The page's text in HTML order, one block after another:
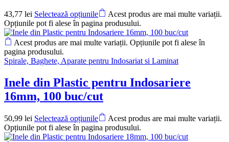
43,77 lei Selectează opțiunile
Acest produs are mai multe variații.
Opțiunile pot fi alese în pagina produsului.
Acest produs are mai multe variații. Opțiunile pot fi alese în
pagina produsului.
Spirale, Baghete, Aparate pentru Indosariat si Laminat
Inele din Plastic pentru Indosariere
16mm, 100 buc/cut
50,99 lei Selectează opțiunile
Acest produs are mai multe variații.
Opțiunile pot fi alese în pagina produsului.